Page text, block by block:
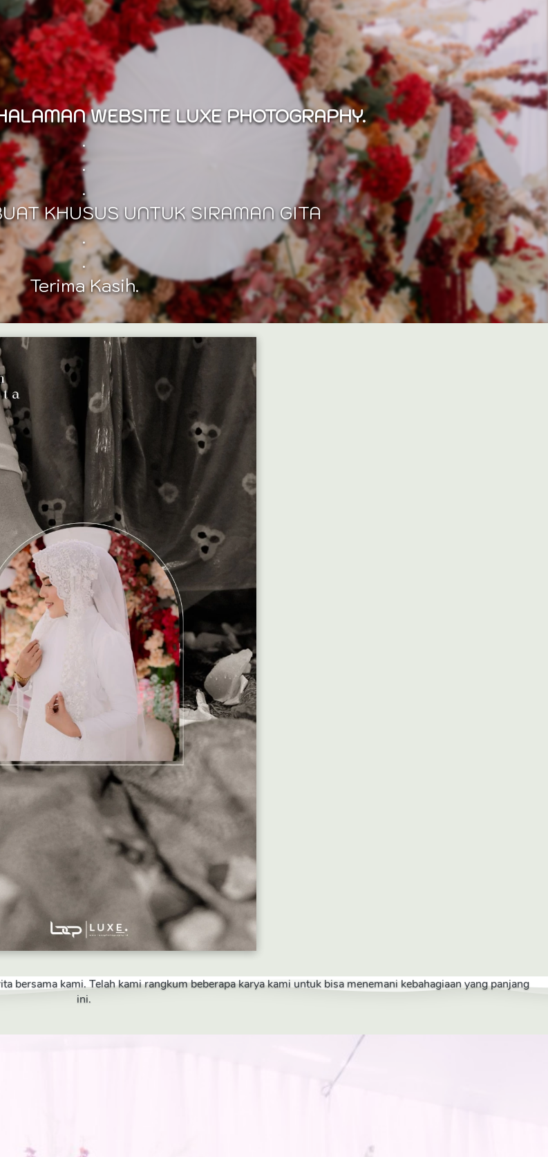
WEBSITE LUXE PHOTOGRAPHY.
.
.
.
KHUSUS UNTUK SIRAMAN GITA
.
.
Terima Kasih.
bersama kami. Telah kami rangkum beberapa karya kami untuk bisa menemani kebahagiaan yang panjang
ini.